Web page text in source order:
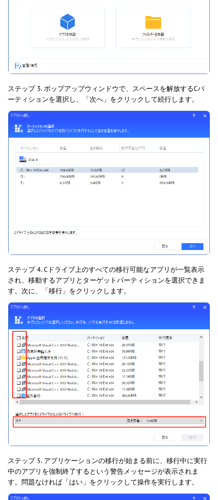
ステップ 3. ポップアップウィンドウで、スペースを解放するCパ
ーティションを選択し、「次へ」をクリックして続行します。
ステップ 4. Cドライブ上のすべての移行可能なアプリが一覧表示
され、移動するアプリとターゲットパーティションを選択できま
す。次に、「移行」をクリックします。
ステップ 5. アプリケーションの移行が始まる前に、移行中に実行
中のアプリを強制終了するという警告メッセージが表示されま
す。問題なければ「はい」をクリックして操作を実行します。